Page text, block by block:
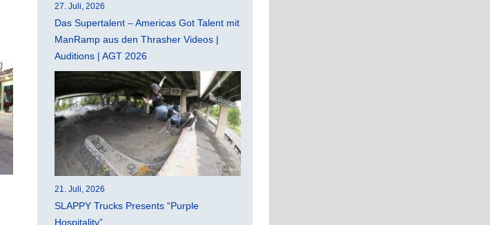
27. Juli, 2026
Das Supertalent – Americas Got Talent mit
ManRamp aus den Thrasher Videos |
Auditions | AGT 2026
21. Juli, 2026
SLAPPY Trucks Presents “Purple
Hospitality”